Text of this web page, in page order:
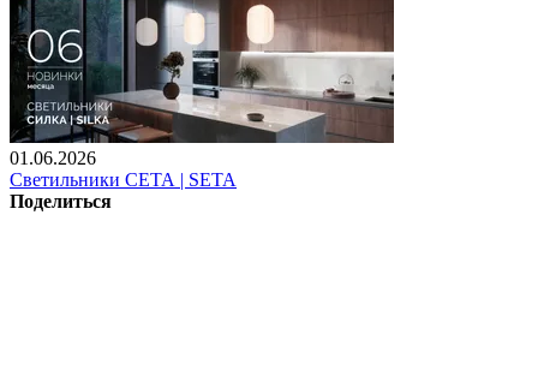
01.06.2026
Светильники СЕТА | SETA
Поделиться